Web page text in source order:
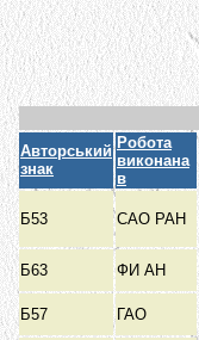
Авторський
знак
Робота
виконана
в
Б53 САО РАН
Б63
ФИ АН
Б57
ГАО